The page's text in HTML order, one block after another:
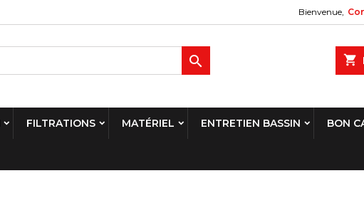
Bienvenue,
shopping_cart

FILTRATIONS MATÉRIEL ENTRETIEN BASSIN BON